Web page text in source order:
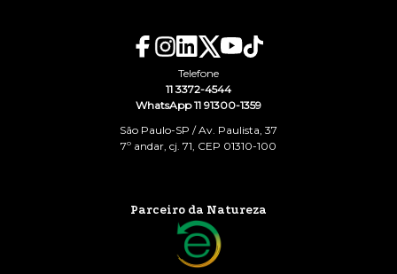
Telefone
11 3372-4544
WhatsApp 11 91300-1359
São Paulo-SP / Av. Paulista, 37
7º andar, cj. 71, CEP 01310-100
Parceiro da Natureza